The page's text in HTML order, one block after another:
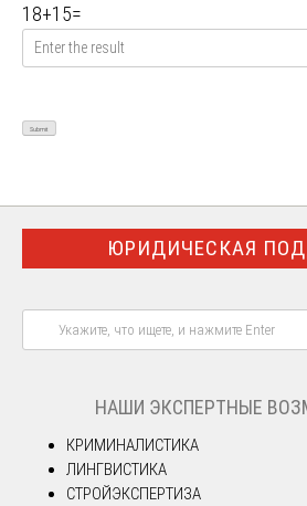
18+15=
ЮРИДИЧЕСКАЯ
НАШИ ЭКСПЕРТНЫЕ
КРИМИНАЛИСТИКА
ЛИНГВИСТИКА
СТРОЙЭКСПЕРТИЗА